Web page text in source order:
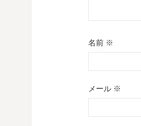
名前 ※
メール ※